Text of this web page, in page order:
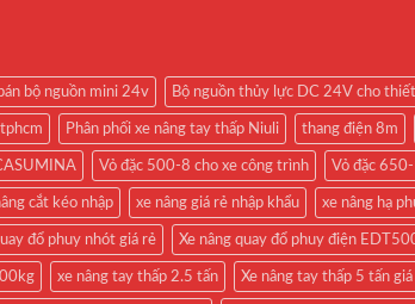
bán bộ nguồn mini 24v Bộ nguồn thủy lực DC 24V cho
Phân phối xe nâng tay thấp Niuli thang điện 8m
Vỏ đặc 500-8 cho xe công trình Vỏ đặc
cắt kéo nhập xe nâng giá rẻ nhập khẩu xe nâng hạ
đổ phuy nhót giá rẻ Xe nâng quay đổ phuy điện
xe nâng tay thấp 2.5 tấn Xe nâng tay thấp 5 tấn